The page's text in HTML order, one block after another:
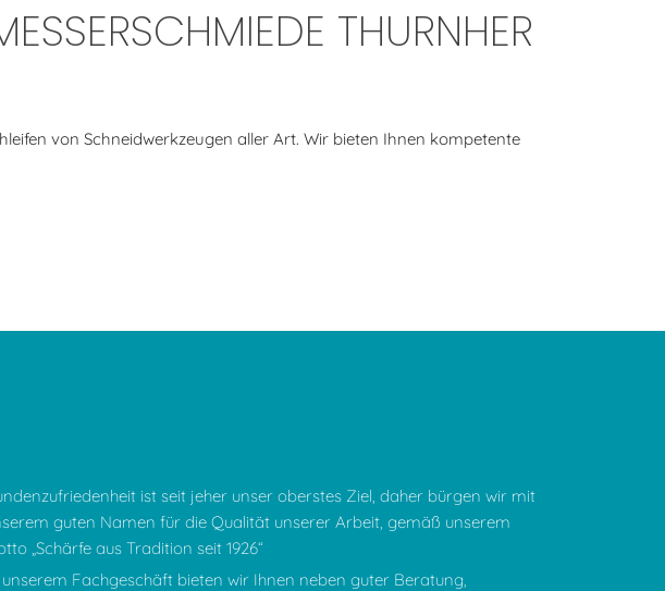
THURNHER
von Schneidwerkzeugen aller Art. Wir bieten Ihnen kompetente
ist seit jeher unser oberstes Ziel, daher bürgen wir mit
guten Namen für die Qualität unserer Arbeit, gemäß unserem
„Schärfe aus Tradition seit 1926“
Fachgeschäft bieten wir Ihnen neben guter Beratung,